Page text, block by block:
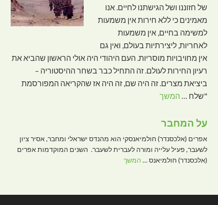
של חזוננו ושל הגישתנו לחיים. אנו
מאמינים כי ללא חירות אין משמעות
למשימה בחיים, אין משמעות
לאחריות, ליצירתיות בעולם, ואין גם
אין מחויבויות מוסריות. העם היהודי היה אולי הראשון שהביא את
רעיון החירות לעולם. זה התחיל כבר בשחר ההיסטוריה –
ביציאת מצרים. זה היה שם, זה היה אז שהקריאה המפורסמת
"שלח …המשך
על המחבר
אפרים (אלכסנדר) חולמיאנסקי הוא מהנדס ישראלי ומחבר, אסיר ציון
לשעבר, פעיל עלייה ומורה לעברית לשעבר. השנים המוקדמות אפרים
(אלכסנדר) חולמיאנס …המשך